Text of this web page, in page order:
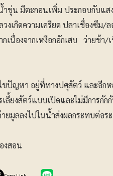
ขุ่น มีตะกอนเพิ่ม ประกอบกับแส
งเกิดความเครียด ปลาเชื่องซึม
เนื่องจากเหงือกอักเสบ ว่ายช้า
ขปัญหา อยู่ที่ทางปศุสัตว์ และอีก
เลี้ยงสัตว์แบบเปิดและไม่มีการกั
ยมูลลงไปในน้ำส่งผลกระทบต่อร
งสอน